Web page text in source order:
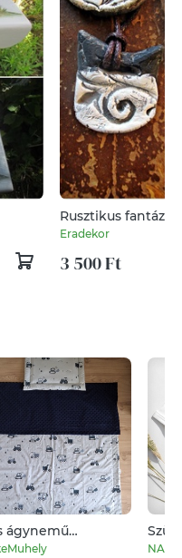
Rusztikus fantázia
Eradekor
3 500 Ft
ágynemű
kék traktoros